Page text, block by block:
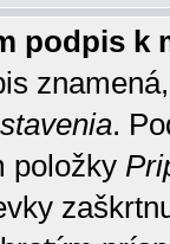
podpis k
.
položky